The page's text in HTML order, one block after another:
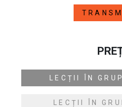
LECȚII ÎN
LECȚII ÎN